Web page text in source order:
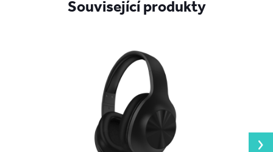
Související produkty